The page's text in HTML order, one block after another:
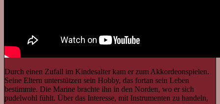
Durch einen Zufall im Kindesalter kam er zum Akkordeonspielen.
Seine Eltern unterstützen sein Hobby, das fortan sein Leben
bestimmte. Die Marine brachte ihn in den Norden, wo er sich
pudelwohl fühlt. Über das Interesse, mit Instrumenten zu handeln,